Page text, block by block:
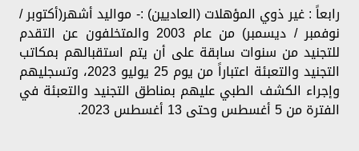
رابعاً : غير ذوي المؤهلات (العاديين) :- مواليد أشهر(أكتوبر /
نوفمبر / ديسمبر) من عام 2003 والمتخلفون عن التقدم
للتجنيد من سنوات سابقة على أن يتم استقبالهم بمكاتب
التجنيد والتعبئة اعتباراً من يوم 25 يوليو 2023، وتسجليهم
وإجراء الكشف الطبي عليهم بمناطق التجنيد والتعبئة في
الفترة من 5 أغسطس وحتى 13 أغسطس 2023.